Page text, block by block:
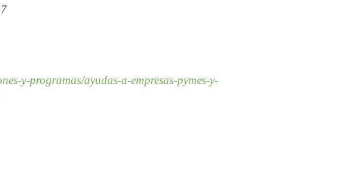
y-programas/ayudas-a-empresas-pymes-y-